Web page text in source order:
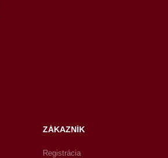
ZÁKAZNÍK
Registrácia